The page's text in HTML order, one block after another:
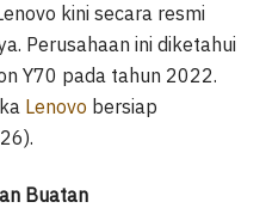
kini secara resmi
Perusahaan ini diketahui
Y70 pada tahun 2022.
Lenovo bersiap
Buatan